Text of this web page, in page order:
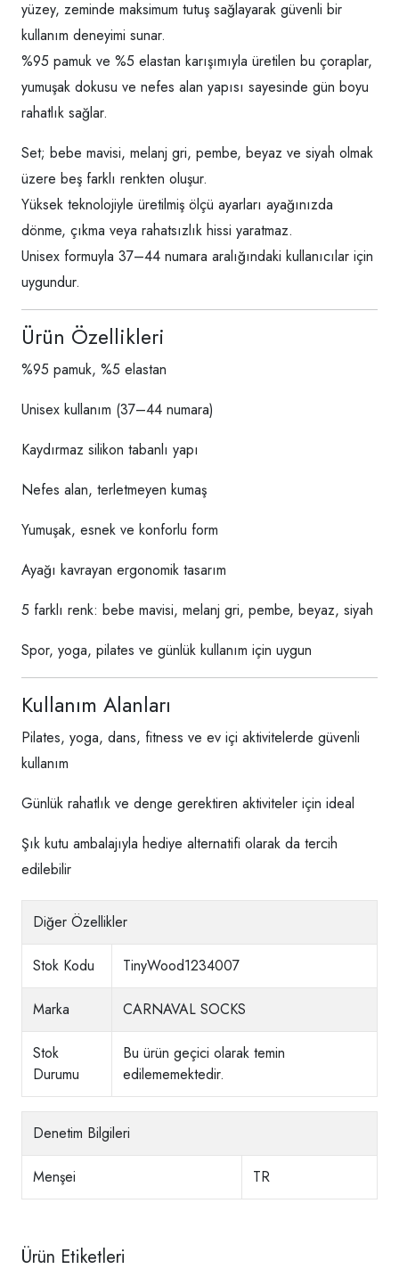
yüzey, zeminde maksimum tutuş sağlayarak güvenli bir
kullanım deneyimi sunar.
%95 pamuk ve %5 elastan karışımıyla üretilen bu çoraplar,
yumuşak dokusu ve nefes alan yapısı sayesinde gün boyu
rahatlık sağlar.
Set; bebe mavisi, melanj gri, pembe, beyaz ve siyah olmak
üzere beş farklı renkten oluşur.
Yüksek teknolojiyle üretilmiş ölçü ayarları ayağınızda
dönme, çıkma veya rahatsızlık hissi yaratmaz.
Unisex formuyla 37–44 numara aralığındaki kullanıcılar için
uygundur.
Ürün Özellikleri
%95 pamuk, %5 elastan
Unisex kullanım (37–44 numara)
Kaydırmaz silikon tabanlı yapı
Nefes alan, terletmeyen kumaş
Yumuşak, esnek ve konforlu form
Ayağı kavrayan ergonomik tasarım
5 farklı renk: bebe mavisi, melanj gri, pembe, beyaz, siyah
Spor, yoga, pilates ve günlük kullanım için uygun
Kullanım Alanları
Pilates, yoga, dans, fitness ve ev içi aktivitelerde güvenli
kullanım
Günlük rahatlık ve denge gerektiren aktiviteler için ideal
Şık kutu ambalajıyla hediye alternatifi olarak da tercih
edilebilir
Diğer Özellikler
Stok Kodu TinyWood1234007
Marka CARNAVAL SOCKS
Stok
Durumu
Bu ürün geçici olarak temin
edilememektedir.
Denetim Bilgileri
Menşei TR
Ürün Etiketleri